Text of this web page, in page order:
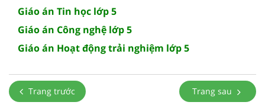
Giáo án Tin học lớp 5
Giáo án Công nghệ lớp 5
Giáo án Hoạt động trải nghiệm lớp 5
Trang trước Trang sau